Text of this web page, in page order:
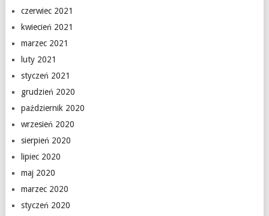
czerwiec 2021
kwiecień 2021
marzec 2021
luty 2021
styczeń 2021
grudzień 2020
październik 2020
wrzesień 2020
sierpień 2020
lipiec 2020
maj 2020
marzec 2020
styczeń 2020